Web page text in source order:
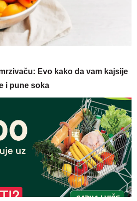
Evo kako da vam kajsije
i pune soka